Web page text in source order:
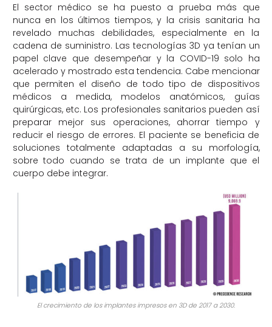
El sector médico se ha puesto a prueba más que
nunca en los últimos tiempos, y la crisis sanitaria ha
revelado muchas debilidades, especialmente en la
cadena de suministro. Las tecnologías 3D ya tenían un
papel clave que desempeñar y la COVID-19 solo ha
acelerado y mostrado esta tendencia. Cabe mencionar
que permiten el diseño de todo tipo de dispositivos
médicos a medida, modelos anatómicos, guías
quirúrgicas, etc. Los profesionales sanitarios pueden así
preparar mejor sus operaciones, ahorrar tiempo y
reducir el riesgo de errores. El paciente se beneficia de
soluciones totalmente adaptadas a su morfología,
sobre todo cuando se trata de un implante que el
cuerpo debe integrar.
El crecimiento de los implantes impresos en 3D de 2017 a 2030.